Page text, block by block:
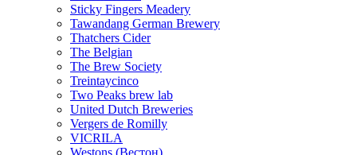
Sticky Fingers Meadery
Tawandang German Brewery
Thatchers Cider
The Belgian
The Brew Society
Treintaycinco
Two Peaks brew lab
United Dutch Breweries
Vergers de Romilly
VICRILA
Westons (Вестон)